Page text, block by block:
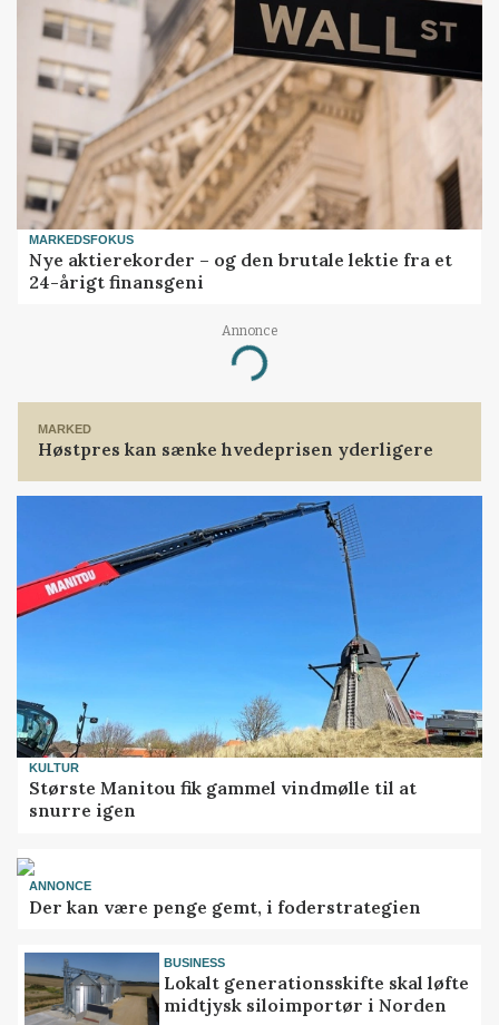
MARKEDSFOKUS
Nye aktierekorder – og den brutale lektie fra et
24-årigt finansgeni
Annonce
Loading...
MARKED
Høstpres kan sænke hvedeprisen yderligere
KULTUR
Største Manitou fik gammel vindmølle til at
snurre igen
ANNONCE
Der kan være penge gemt, i foderstrategien
BUSINESS
Lokalt generationsskifte skal løfte
midtjysk siloimportør i Norden